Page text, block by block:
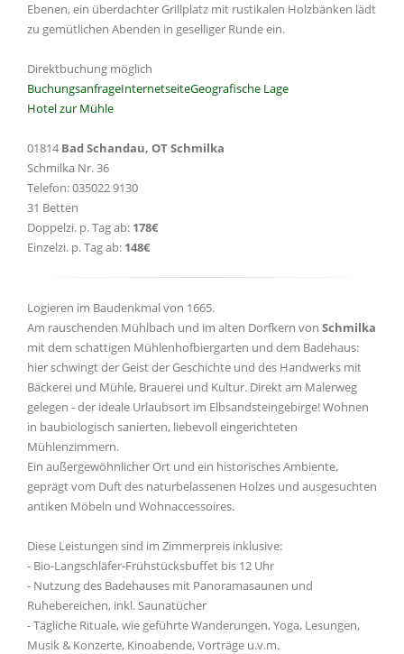
Ebenen, ein überdachter Grillplatz mit rustikalen Holzbänken lädt
zu gemütlichen Abenden in geselliger Runde ein.
Direktbuchung möglich
BuchungsanfrageInternetseiteGeografische Lage
Hotel zur Mühle
01814 Bad Schandau, OT Schmilka
Schmilka Nr. 36
Telefon: 035022 9130
31 Betten
Doppelzi. p. Tag ab: 178€
Einzelzi. p. Tag ab: 148€
Logieren im Baudenkmal von 1665.
Am rauschenden Mühlbach und im alten Dorfkern von Schmilka
mit dem schattigen Mühlenhofbiergarten und dem Badehaus:
hier schwingt der Geist der Geschichte und des Handwerks mit
Bäckerei und Mühle, Brauerei und Kultur. Direkt am Malerweg
gelegen - der ideale Urlaubsort im Elbsandsteingebirge! Wohnen
in baubiologisch sanierten, liebevoll eingerichteten
Mühlenzimmern.
Ein außergewöhnlicher Ort und ein historisches Ambiente,
geprägt vom Duft des naturbelassenen Holzes und ausgesuchten
antiken Möbeln und Wohnaccessoires.
Diese Leistungen sind im Zimmerpreis inklusive:
- Bio-Langschläfer-Frühstücksbuffet bis 12 Uhr
- Nutzung des Badehauses mit Panoramasaunen und
Ruhebereichen, inkl. Saunatücher
- Tägliche Rituale, wie geführte Wanderungen, Yoga, Lesungen,
Musik & Konzerte, Kinoabende, Vorträge u.v.m.